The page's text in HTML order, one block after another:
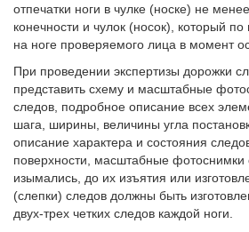
отпечатки ноги в чулке (носке) не
конечности и чулок (носок), который
на ноге проверяемого лица в момент
При проведении экспертизы дорожки
представить схему и масштабные
следов, подробное описание всех
шага, ширины, величины угла
описание характера и состояния
поверхности, масштабные фотоснимки
изымались, до их изъятия или
(слепки) следов должны быть
двух-трех четких следов каждой ноги.